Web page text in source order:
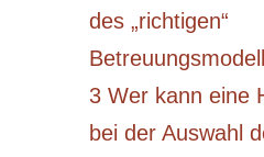
des „richtigen“
3 Wer kann eine
bei der Auswahl